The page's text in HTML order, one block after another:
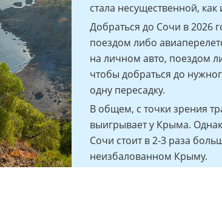
стала несущественной, как
Добраться до Сочи в 2026
поездом либо
на личном авто, поездом
чтобы добраться до
одну пересадку.
В общем, с точки зрения
выигрывает у Крыма.
Сочи стоит в 2-3 раза
неизбалованном Крыму.